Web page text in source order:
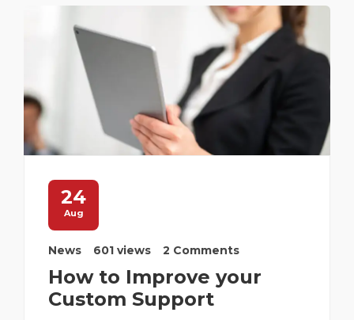
24
Aug
News 601 views 2 Comments
How to Improve your
Custom Support